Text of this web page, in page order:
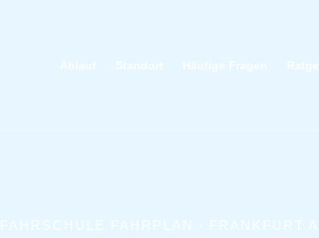
FAHRSCHULE FAHRPLAN · FRANKFURT